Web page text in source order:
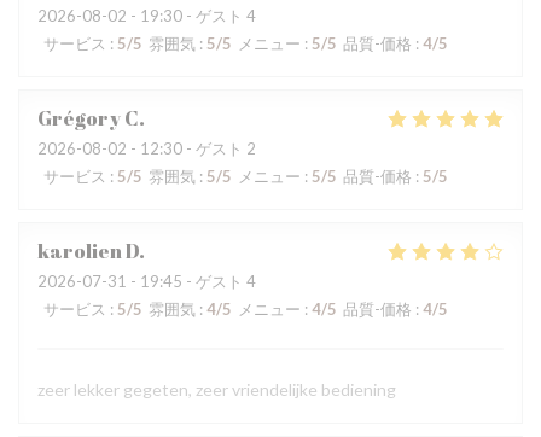
2026-08-02 - 19:30 - ゲスト 4
サービス : 5/5 雰囲気 : 5/5 メニュー : 5/5 品質-価格 : 4/5
GrégoryC
2026-08-02 - 12:30 - ゲスト 2
サービス : 5/5 雰囲気 : 5/5 メニュー : 5/5 品質-価格 : 5/5
karolienD
2026-07-31 - 19:45 - ゲスト 4
サービス : 5/5 雰囲気 : 4/5 メニュー : 4/5 品質-価格 : 4/5
zeer lekker gegeten, zeer vriendelijke bediening